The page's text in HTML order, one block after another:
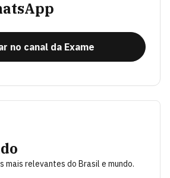
no canal da Exame
mais relevantes do Brasil e mundo.